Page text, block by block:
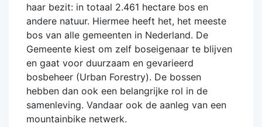
haar bezit: in totaal 2.461 hectare bos en
andere natuur. Hiermee heeft het, het meeste
bos van alle gemeenten in Nederland. De
Gemeente kiest om zelf boseigenaar te blijven
en gaat voor duurzaam en gevarieerd
bosbeheer (Urban Forestry). De bossen
hebben dan ook een belangrijke rol in de
samenleving. Vandaar ook de aanleg van een
mountainbike netwerk.